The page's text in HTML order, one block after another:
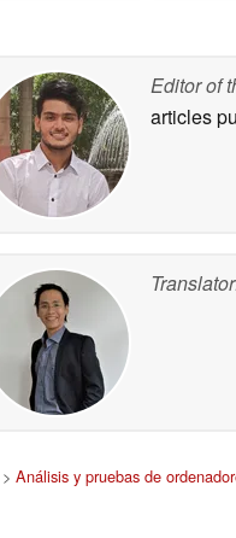
Editor of
articles
> Análisis y pruebas de